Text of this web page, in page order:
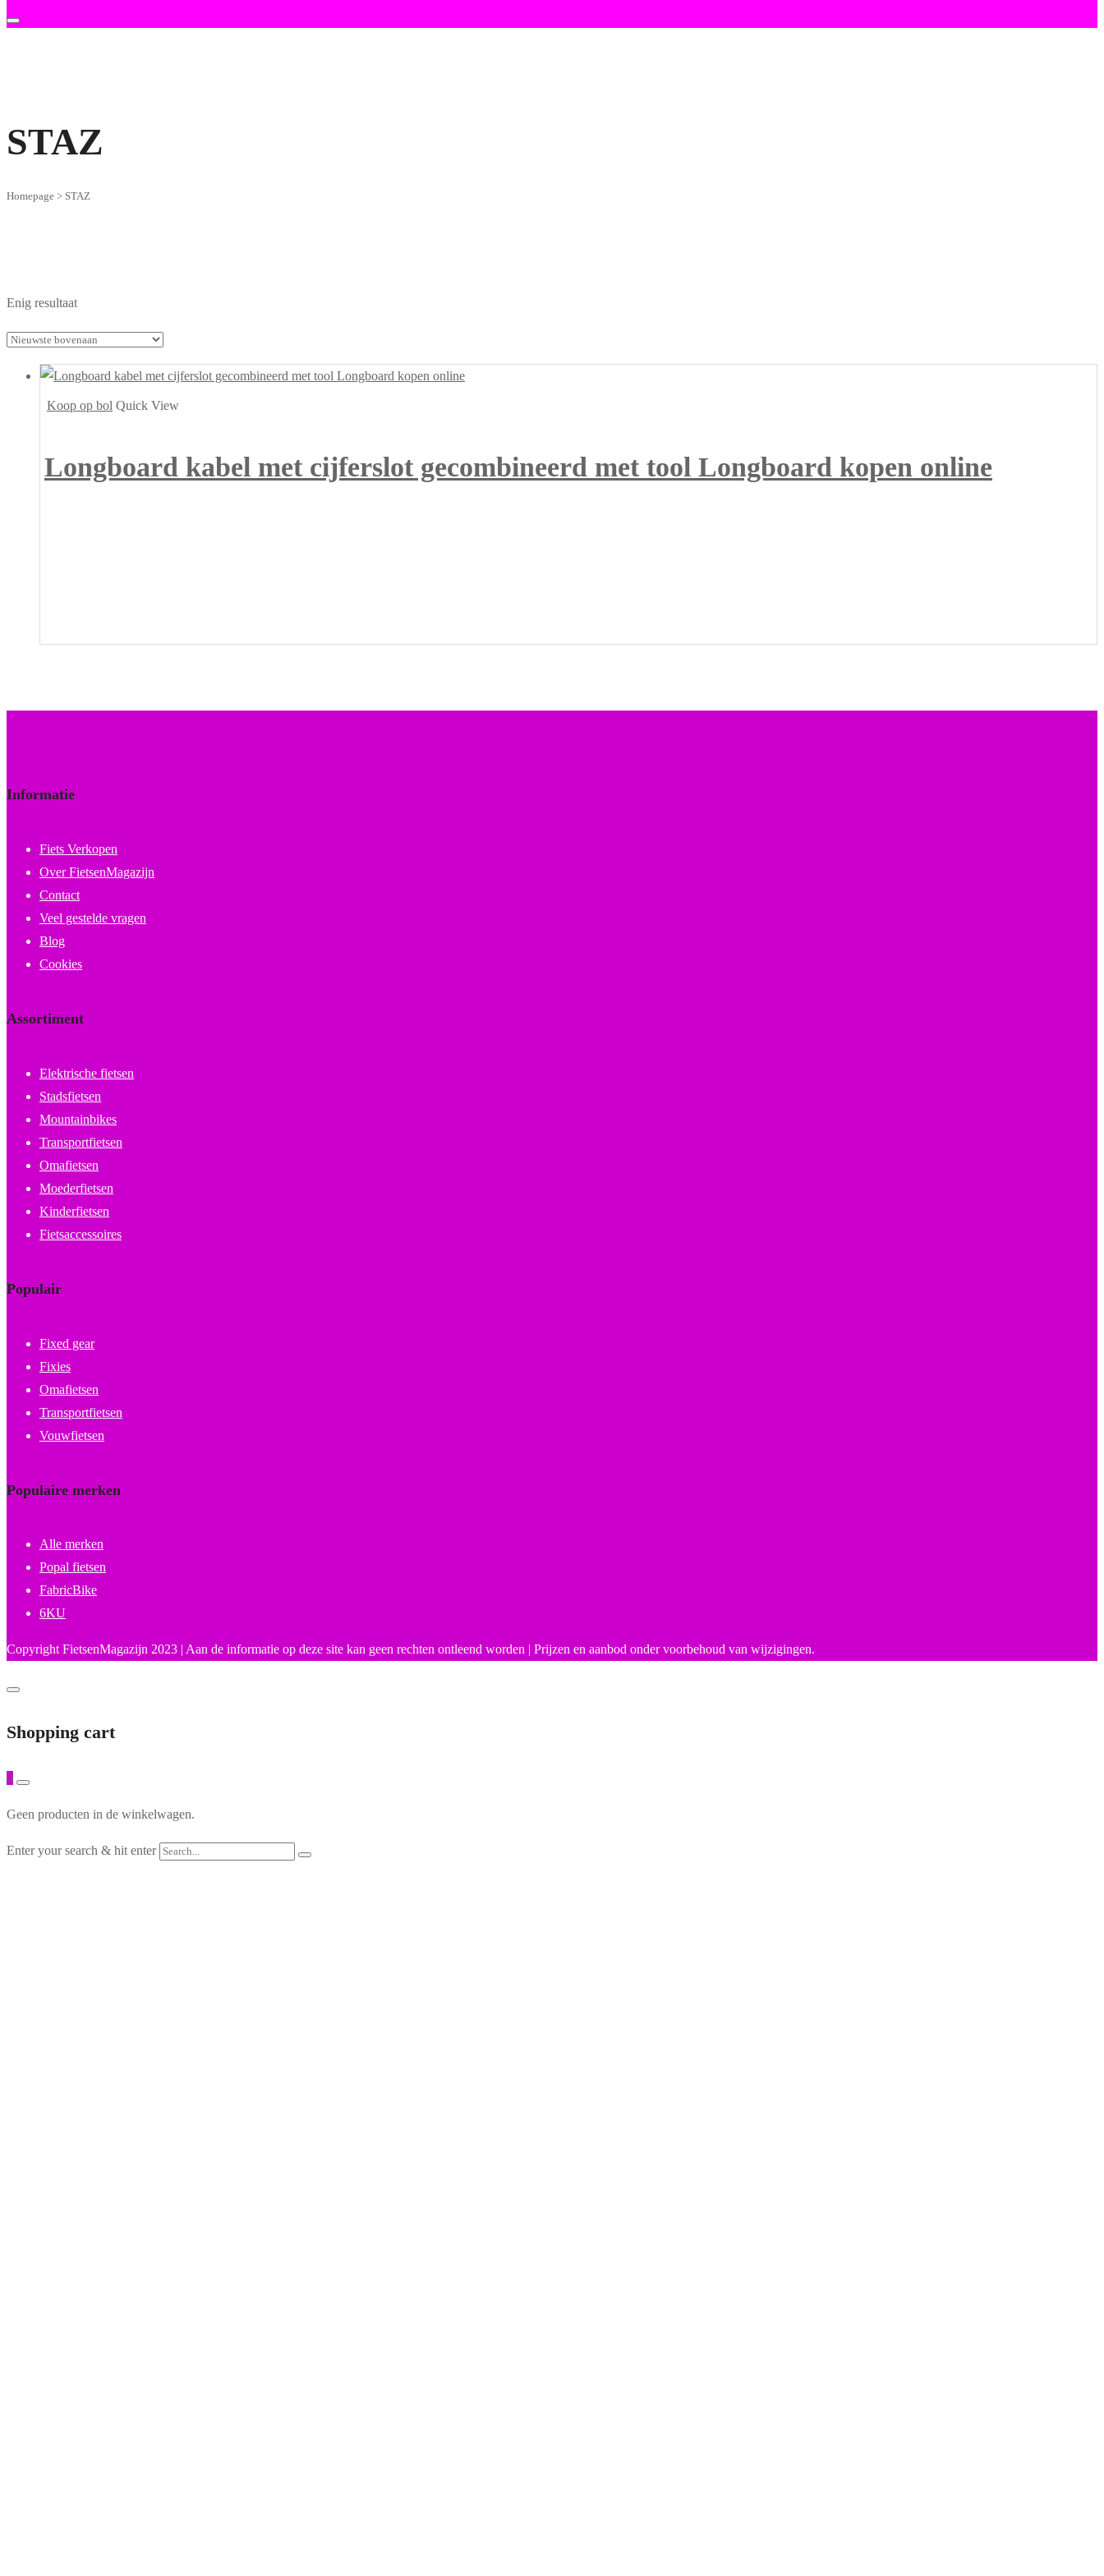
STAZ
Homepage > STAZ
Enig resultaat
Koop op bol Quick View
Longboard kabel met cijferslot gecombineerd met tool Longboard kopen online
Informatie
Fiets Verkopen
Over FietsenMagazijn
Contact
Veel gestelde vragen
Blog
Cookies
Assortiment
Elektrische fietsen
Stadsfietsen
Mountainbikes
Transportfietsen
Omafietsen
Moederfietsen
Kinderfietsen
Fietsaccessoires
Populair
Fixed gear
Fixies
Omafietsen
Transportfietsen
Vouwfietsen
Populaire merken
Alle merken
Popal fietsen
FabricBike
6KU
Copyright FietsenMagazijn 2023 | Aan de informatie op deze site kan geen rechten ontleend worden | Prijzen en aanbod onder voorbehoud van wijzigingen.
Shopping cart
0
Geen producten in de winkelwagen.
Enter your search & hit enter